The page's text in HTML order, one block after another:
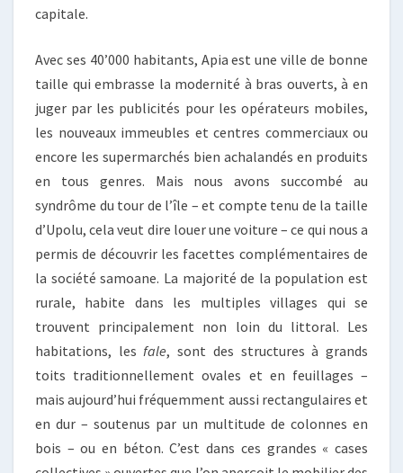
capitale.
Avec ses 40’000 habitants, Apia est une ville de bonne
taille qui embrasse la modernité à bras ouverts, à en
juger par les publicités pour les opérateurs mobiles,
les nouveaux immeubles et centres commerciaux ou
encore les supermarchés bien achalandés en produits
en tous genres. Mais nous avons succombé au
syndrôme du tour de l’île – et compte tenu de la taille
d’Upolu, cela veut dire louer une voiture – ce qui nous a
permis de découvrir les facettes complémentaires de
la société samoane. La majorité de la population est
rurale, habite dans les multiples villages qui se
trouvent principalement non loin du littoral. Les
habitations, lesfale, sont des structures à grands
toits traditionnellement ovales et en feuillages –
mais aujourd’hui fréquemment aussi rectangulaires et
en dur – soutenus par un multitude de colonnes en
bois – ou en béton. C’est dans ces grandes « cases